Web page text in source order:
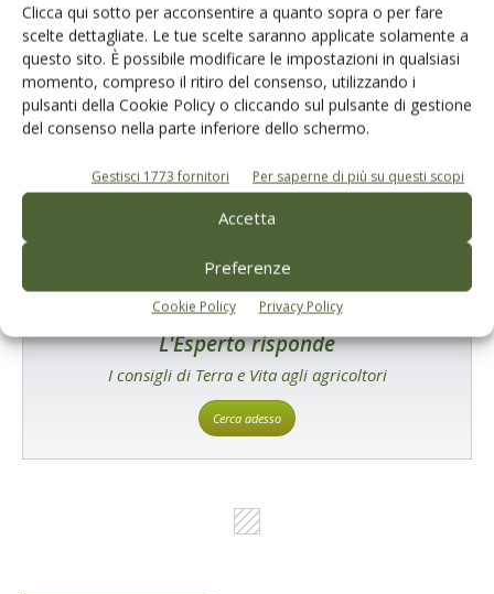
Clicca qui sotto per acconsentire a quanto sopra o per fare
scelte dettagliate. Le tue scelte saranno applicate solamente a
questo sito. È possibile modificare le impostazioni in qualsiasi
momento, compreso il ritiro del consenso, utilizzando i
pulsanti della Cookie Policy o cliccando sul pulsante di gestione
del consenso nella parte inferiore dello schermo.
Gestisci 1773 fornitori Per saperne di più su questi scopi
Accetta
Preferenze
Cookie Policy Privacy Policy
Catalogo Aziende e Prodotti
Un modo semplice per cercare un'azienda o un
prodotto!
L'Esperto risponde
I consigli di Terra e Vita agli agricoltori
Cerca adesso